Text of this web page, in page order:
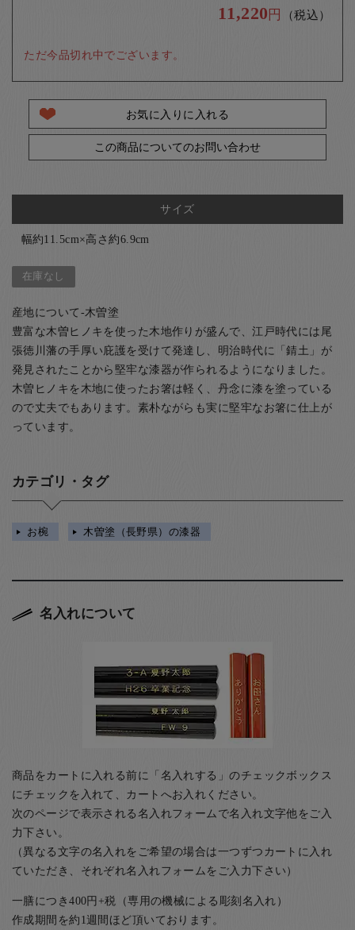
11,220 円 （税込）
ただ今品切れ中でございます。
お気に入りに入れる
この商品についてのお問い合わせ
サイズ
幅約11.5cm×高さ約6.9cm
在庫なし
産地について-木曽塗
豊富な木曽ヒノキを使った木地作りが盛んで、江戸時代には尾
張徳川藩の手厚い庇護を受けて発達し、明治時代に「錆土」が
発見されたことから堅牢な漆器が作られるようになりました。
木曽ヒノキを木地に使ったお箸は軽く、丹念に漆を塗っている
ので丈夫でもあります。素朴ながらも実に堅牢なお箸に仕上が
っています。
カテゴリ・タグ
お椀 木曽塗（長野県）の漆器
名入れについて
商品をカートに入れる前に「名入れする」のチェックボックス
にチェックを入れて、カートへお入れください。
次のページで表示される名入れフォームで名入れ文字他をご入
力下さい。
（異なる文字の名入れをご希望の場合は一つずつカートに入れ
ていただき、それぞれ名入れフォームをご入力下さい）
一膳につき400円+税（専用の機械による彫刻名入れ）
作成期間を約1週間ほど頂いております。